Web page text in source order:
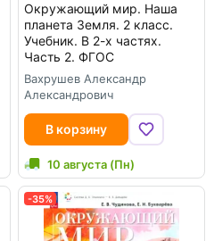
Окружающий мир. Наша
планета Земля. 2 класс.
Учебник. В 2-х частях.
Часть 2. ФГОС
Вахрушев Александр
Александрович
В корзину
10 августа (Пн)
-35%